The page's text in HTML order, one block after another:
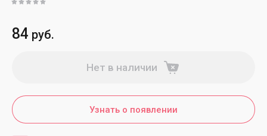
84 руб.
Нет в наличии
Узнать о появлении